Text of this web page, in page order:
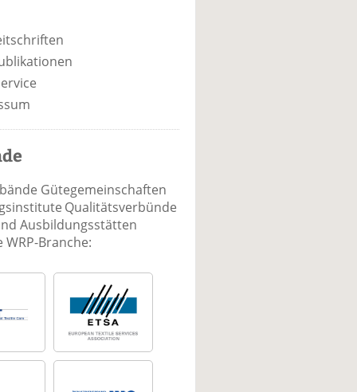
Gütegemeinschaften
Qualitätsverbünde
Ausbildungsstätten
Branche: